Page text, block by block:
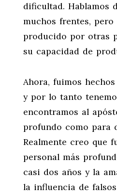
dificultad. Hablamos
muchos frentes,
producido por otras
su capacidad de
Ahora, fuimos
y por lo tanto
encontramos al
profundo como para
Realmente creo que
personal más
casi dos años y la
la influencia de